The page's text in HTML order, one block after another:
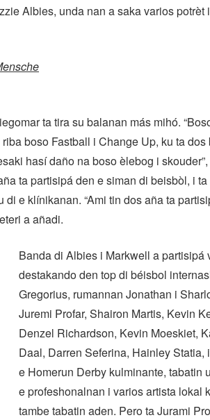
Albies, unda nan a saka varios potrèt
ta tira su balanan más mihó.
boso Fastball i Change Up, ku ta
hasí daño na boso èlebog i
ta partisipá den e siman di beisbòl, i
di e klínikanan. “Ami tin dos aña ta
a añadi.
Banda di Albies i Markwell a partisipá
destakando den top di béisbol
Gregorius, rumannan Jonathan i
Juremi Profar, Shairon Martis, Kevin
Denzel Richardson, Kevin Moeskiet,
Daal, Darren Seferina, Hainley Statia,
e Homerun Derby kulminante, tabatin
e profeshonalnan i varios artista lokal
tambe tabatin aden. Pero ta Jurami